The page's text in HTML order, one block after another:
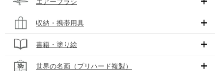
収納・携帯用具
書籍・塗り絵
世界の名画（プリハード複製）